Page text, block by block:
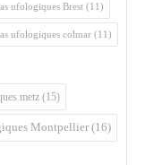
ufologiques Brest (11)
ufologiques colmar (11)
metz (15)
Montpellier (16)